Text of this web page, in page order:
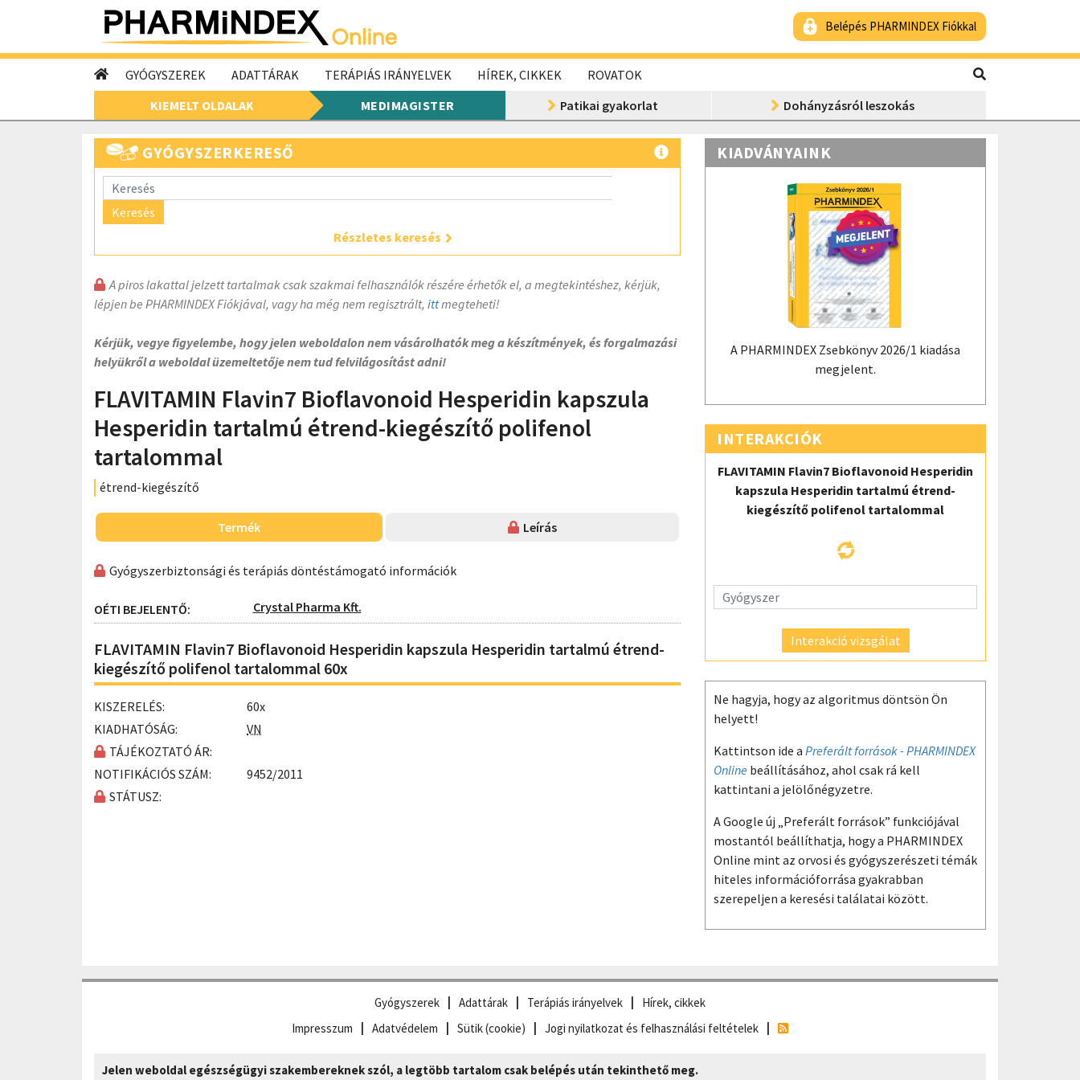
Belépés PHARMINDEX Fiókkal
GYÓGYSZEREK ADATTÁRAK TERÁPIÁS IRÁNYELVEK HÍREK, CIKKEK
ROVATOK
KIEMELT OLDALAK
MEDIMAGISTER Patikai gyakorlat Dohányzásról leszokás
GYÓGYSZERKERESŐ
Keresés
Részletes keresés
A piros lakattal jelzett tartalmak csak szakmai felhasználók részére érhetők el, a megtekintéshez, kérjük,
lépjen be PHARMINDEX Fiókjával, vagy ha még nem regisztrált, ittmegteheti!
Kérjük, vegye figyelembe, hogy jelen weboldalon nem vásárolhatók meg a készítmények, és forgalmazási
helyükről a weboldal üzemeltetője nem tud felvilágosítást adni!
FLAVITAMIN Flavin7 Bioflavonoid Hesperidin kapszula
Hesperidin tartalmú étrend-kiegészítő polifenol
tartalommal
étrend-kiegészítő
Termék Leírás
Gyógyszerbiztonsági és terápiás döntéstámogató információk
OÉTI BEJELENTŐ: Crystal Pharma Kft.
FLAVITAMIN Flavin7 Bioflavonoid Hesperidin kapszula Hesperidin tartalmú étrend-
kiegészítő polifenol tartalommal 60x
KISZERELÉS:
60x
KIADHATÓSÁG:
VN
TÁJÉKOZTATÓ ÁR:
NOTIFIKÁCIÓS SZÁM:
9452/2011
STÁTUSZ:
KIADVÁNYAINK
A PHARMINDEX Zsebkönyv 2026/1 kiadása
megjelent.
INTERAKCIÓK
FLAVITAMIN Flavin7 Bioflavonoid Hesperidin
kapszula Hesperidin tartalmú étrend-
kiegészítő polifenol tartalommal
Interakció vizsgálat
Ne hagyja, hogy az algoritmus döntsön Ön
helyett!
Kattintson ide a Preferált források - PHARMINDEX
Online beállításához, ahol csak rá kell
kattintani a jelölőnégyzetre.
A Google új „Preferált források” funkciójával
mostantól beállíthatja, hogy a PHARMINDEX
Online mint az orvosi és gyógyszerészeti témák
hiteles információforrása gyakrabban
szerepeljen a keresési találatai között.
Gyógyszerek Adattárak Terápiás irányelvek
Hírek, cikkek
Impresszum
Adatvédelem Sütik (cookie) Jogi nyilatkozat és felhasználási feltételek
Jelen weboldal egészségügyi szakembereknek szól, a legtöbb tartalom csak belépés után tekinthető meg.